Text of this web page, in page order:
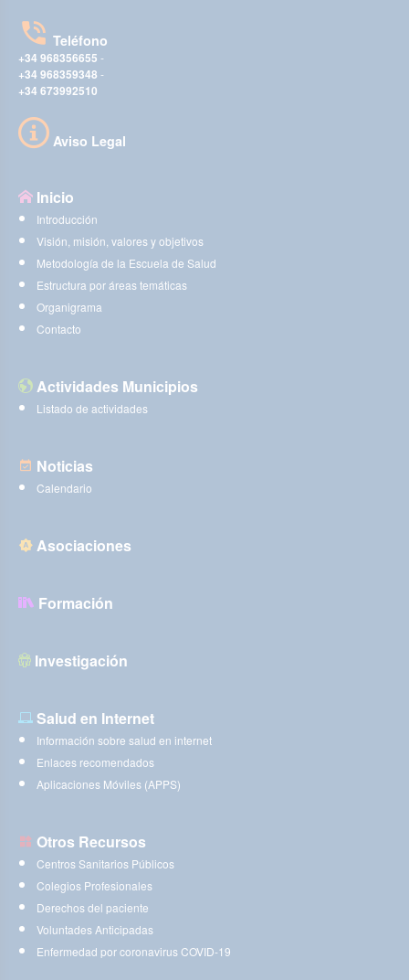
Teléfono
+34 968356655 -
+34 968359348 -
+34 673992510
Aviso Legal
Inicio
Introducción
Visión, misión, valores y objetivos
Metodología de la Escuela de Salud
Estructura por áreas temáticas
Organigrama
Contacto
Actividades Municipios
Listado de actividades
Noticias
Calendario
Asociaciones
Formación
Investigación
Salud en Internet
Información sobre salud en internet
Enlaces recomendados
Aplicaciones Móviles (APPS)
Otros Recursos
Centros Sanitarios Públicos
Colegios Profesionales
Derechos del paciente
Voluntades Anticipadas
Enfermedad por coronavirus COVID-19